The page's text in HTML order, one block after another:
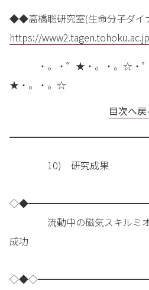
◆◆高橋聡研究室(生命分子ダイ
https://
・。・゜★・。・。☆・゜
★・。・。☆
目次へ戻
10) 研究成果
流動中の磁気スキルミオ
成功